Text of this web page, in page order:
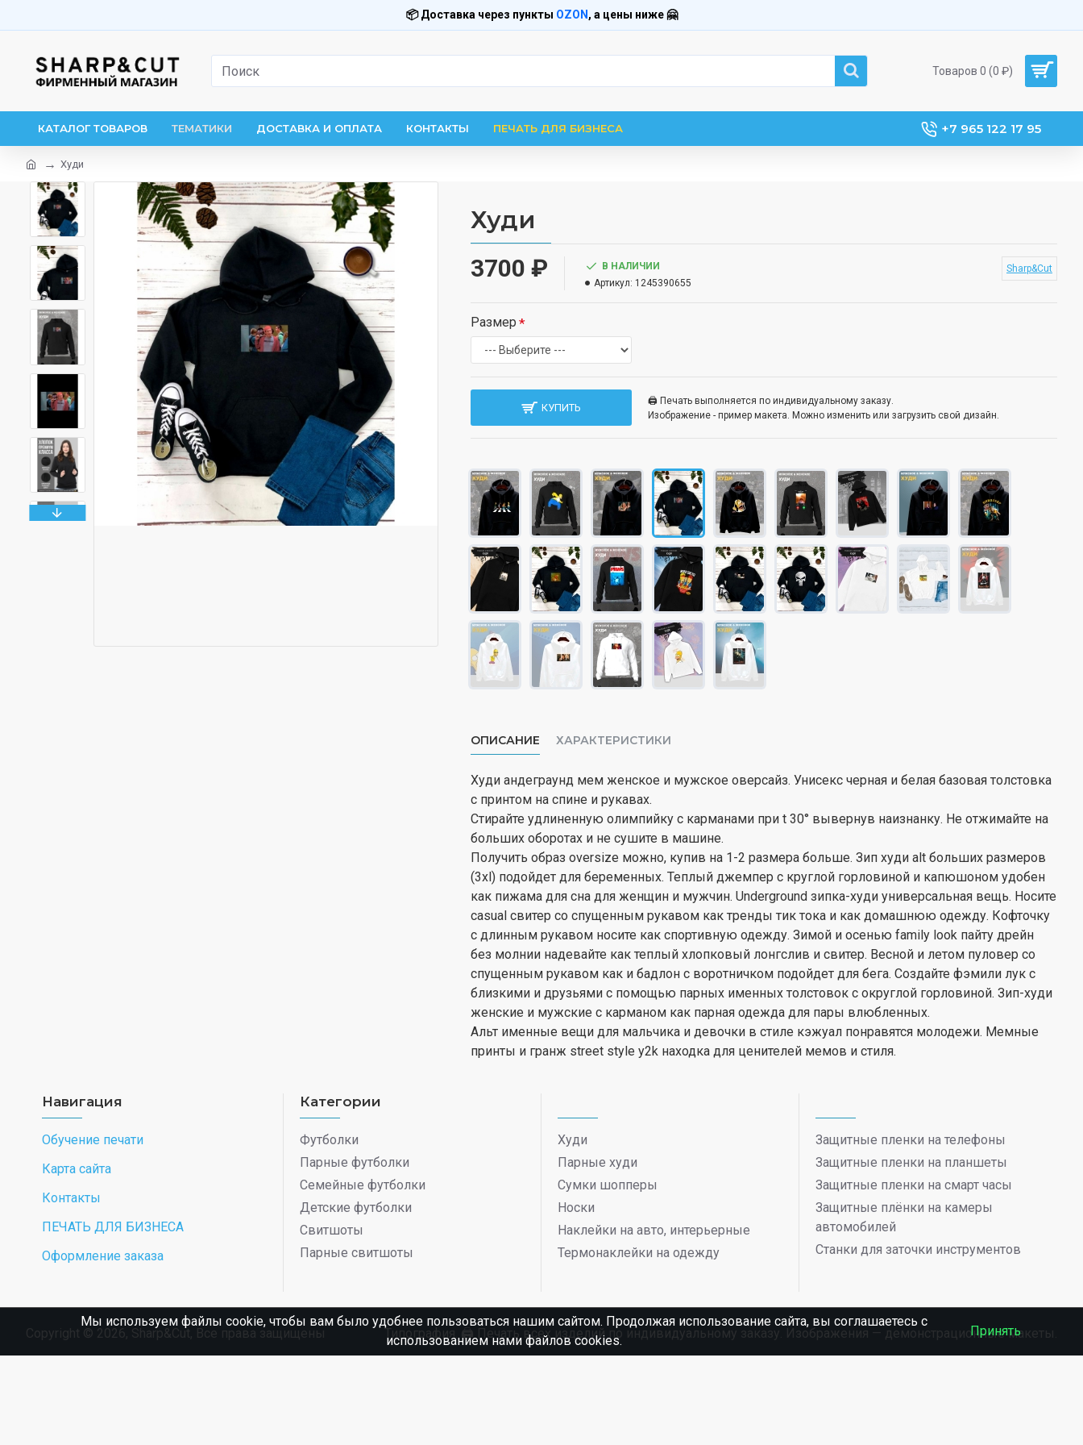
📦 Доставка через пункты OZON , а цены ниже 🤗
Товаров 0 (0 ₽)
КАТАЛОГ ТОВАРОВ ТЕМАТИКИ ДОСТАВКА И ОПЛАТА КОНТАКТЫ ПЕЧАТЬ ДЛЯ БИЗНЕСА +7 965 122 17 95
Худи
Худи
3700 ₽
В НАЛИЧИИ
Артикул: 1245390655
Sharp&Cut
Размер
КУПИТЬ
🖨️ Печать выполняется по индивидуальному заказу.
Изображение - пример макета. Можно изменить или загрузить свой дизайн.
ОПИСАНИЕ ХАРАКТЕРИСТИКИ
Худи андеграунд мем женское и мужское оверсайз. Унисекс черная и белая базовая толстовка
с принтом на спине и рукавах.
Стирайте удлиненную олимпийку с карманами при t 30° вывернув наизнанку. Не отжимайте на
больших оборотах и не сушите в машине.
Получить образ oversize можно, купив на 1-2 размера больше. Зип худи alt больших размеров
(3xl) подойдет для беременных. Теплый джемпер с круглой горловиной и капюшоном удобен
как пижама для сна для женщин и мужчин. Underground зипка-худи универсальная вещь. Носите
casual свитер со спущенным рукавом как тренды тик тока и как домашнюю одежду. Кофточку
с длинным рукавом носите как спортивную одежду. Зимой и осенью family look пайту дрейн
без молнии надевайте как теплый хлопковый лонгслив и свитер. Весной и летом пуловер со
спущенным рукавом как и бадлон с воротничком подойдет для бега. Создайте фэмили лук с
близкими и друзьями с помощью парных именных толстовок с округлой горловиной. Зип-худи
женские и мужские с карманом как парная одежда для пары влюбленных.
Альт именные вещи для мальчика и девочки в стиле кэжуал понравятся молодежи. Мемные
принты и гранж street style y2k находка для ценителей мемов и стиля.
Навигация
Обучение печати
Карта сайта
Контакты
ПЕЧАТЬ ДЛЯ БИЗНЕСА
Оформление заказа
Категории
Футболки
Парные футболки
Семейные футболки
Детские футболки
Свитшоты
Парные свитшоты
Худи
Парные худи
Сумки шопперы
Носки
Наклейки на авто, интерьерные
Термонаклейки на одежду
Защитные пленки на телефоны
Защитные пленки на планшеты
Защитные пленки на смарт часы
Защитные плёнки на камеры
автомобилей
Станки для заточки инструментов
Copyright © 2026, Sharp&Cut, Все права защищены Типография. 🖨️ Печать всех изделий по индивидуальному заказу. Изображения — демонстрационные макеты.
Мы используем файлы cookie, чтобы вам было удобнее пользоваться нашим сайтом. Продолжая использование сайта, вы соглашаетесь c
использованием нами файлов cookies.
Принять